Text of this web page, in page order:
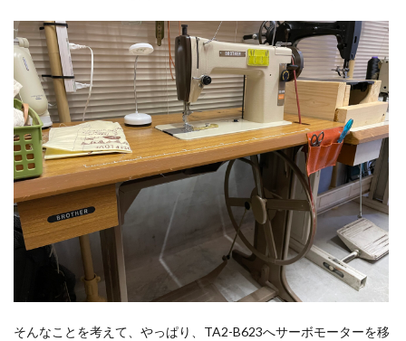
そんなことを考えて、やっぱり、TA2-B623へサーボモーターを移